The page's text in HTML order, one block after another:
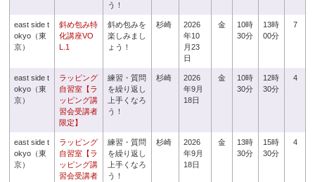
う！
east side t
okyo（東
京）
斜め包み特
化講座VO
L.1
斜め包みを
楽しみまし
ょう！
杉崎
2026
年10
月23
日
金
10時
30分
13時
00分
7
east side t
okyo（東
京）
ラッピング
自習室【ラ
ッピング講
習会受講者
限定】
練習・質問
を繰り返し
上手くなろ
う！
杉崎
2026
年9月
18日
金
10時
30分
12時
30分
4
east side t
okyo（東
京）
ラッピング
自習室【ラ
ッピング講
習会受講者
練習・質問
を繰り返し
上手くなろ
う！
杉崎
2026
年9月
18日
金
13時
30分
15時
30分
4